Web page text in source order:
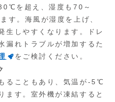
を超え、湿度も70～
す。海風が湿度を上げ、
生しやすくなります。ドレ
漏れトラブルが増加するた
をご検討ください。
ることもあり、気温が-5℃
ます。室外機が凍結すると